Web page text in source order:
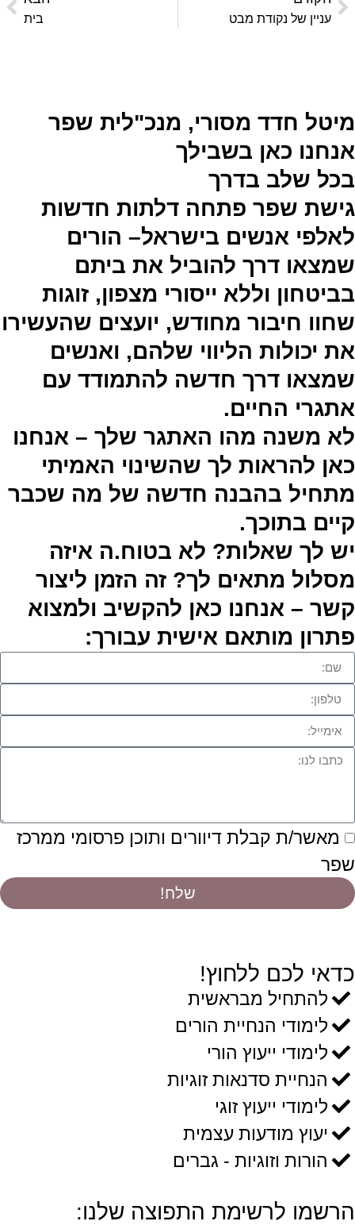
עניין של נקודת מבט בית
מיטל חדד מסורי, מנכ"לית שפר
אנחנו כאן בשבילך
בכל שלב בדרך
גישת שפר פתחה דלתות חדשות
לאלפי אנשים בישראל– הורים
שמצאו דרך להוביל את ביתם
בביטחון וללא ייסורי מצפון, זוגות
שחוו חיבור מחודש, יועצים שהעשירו
את יכולות הליווי שלהם, ואנשים
שמצאו דרך חדשה להתמודד עם
אתגרי החיים.
לא משנה מהו האתגר שלך – אנחנו
כאן להראות לך שהשינוי האמיתי
מתחיל בהבנה חדשה של מה שכבר
קיים בתוכך.
יש לך שאלות? לא בטוח.ה איזה
מסלול מתאים לך? זה הזמן ליצור
קשר – אנחנו כאן להקשיב ולמצוא
פתרון מותאם אישית עבורך:
מאשר/ת קבלת דיוורים ותוכן פרסומי ממרכז
שפר
שלח!
כדאי לכם ללחוץ!
להתחיל מבראשית
לימודי הנחיית הורים
לימודי ייעוץ הורי
הנחיית סדנאות זוגיות
לימודי ייעוץ זוגי
יעוץ מודעות עצמית
הורות וזוגיות - גברים
הרשמו לרשימת התפוצה שלנו: